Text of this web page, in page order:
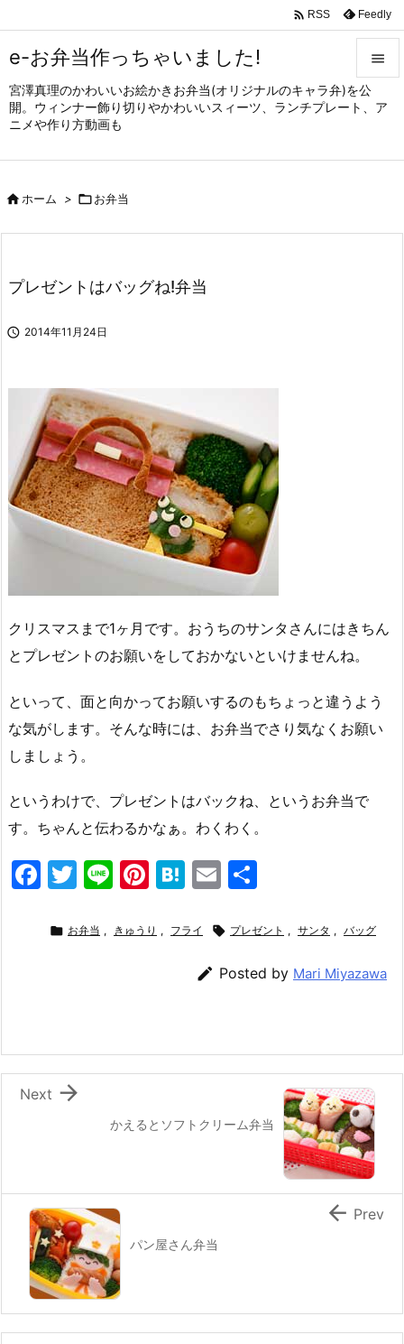
e-お弁当作っちゃいました!
宮澤真理のかわいいお絵かきお弁当(オリジナルのキャラ弁)を公
開。ウィンナー飾り切りやかわいいスィーツ、ランチプレート、ア
ニメや作り方動画も


メニュ
サイド

 RSS Feedly
ホーム > お弁当
プレゼントはバッグね!弁当
 2014年11月24日
クリスマスまで1ヶ月です。おうちのサンタさんにはきちん
とプレゼントのお願いをしておかないといけませんね。
といって、面と向かってお願いするのもちょっと違うよう
な気がします。そんな時には、お弁当でさり気なくお願い
しましょう。
というわけで、プレゼントはバックね、というお弁当で
す。ちゃんと伝わるかなぁ。わくわく。
F
c
o
k
T
itt
Li
e
Pi
er
H
e
a
E
ai
l
 お弁当 , きゅうり , フライ  プレゼント , サンタ , バッグ
 Posted by Mari Miyazawa
かえるとソフトクリーム弁当

Next
パン屋さん弁当
 Prev